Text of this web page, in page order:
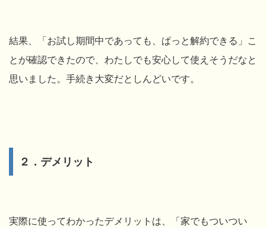
結果、
「お試し期間中であっても、ぱっと解約できる」こ
とが確認できたので、わたしでも安心して使えそうだなと
思いました。手続き大変だとしんどいです。
２．デメリット
実際に使ってわかったデメリットは、「家でもついつい